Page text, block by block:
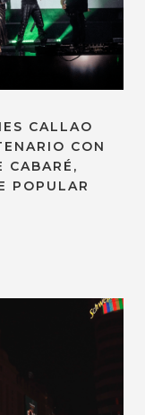
CALLAO
CON
CABARÉ,
POPULAR